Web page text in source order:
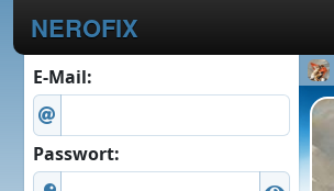
NEROFIX
E-Mail:
Passwort: